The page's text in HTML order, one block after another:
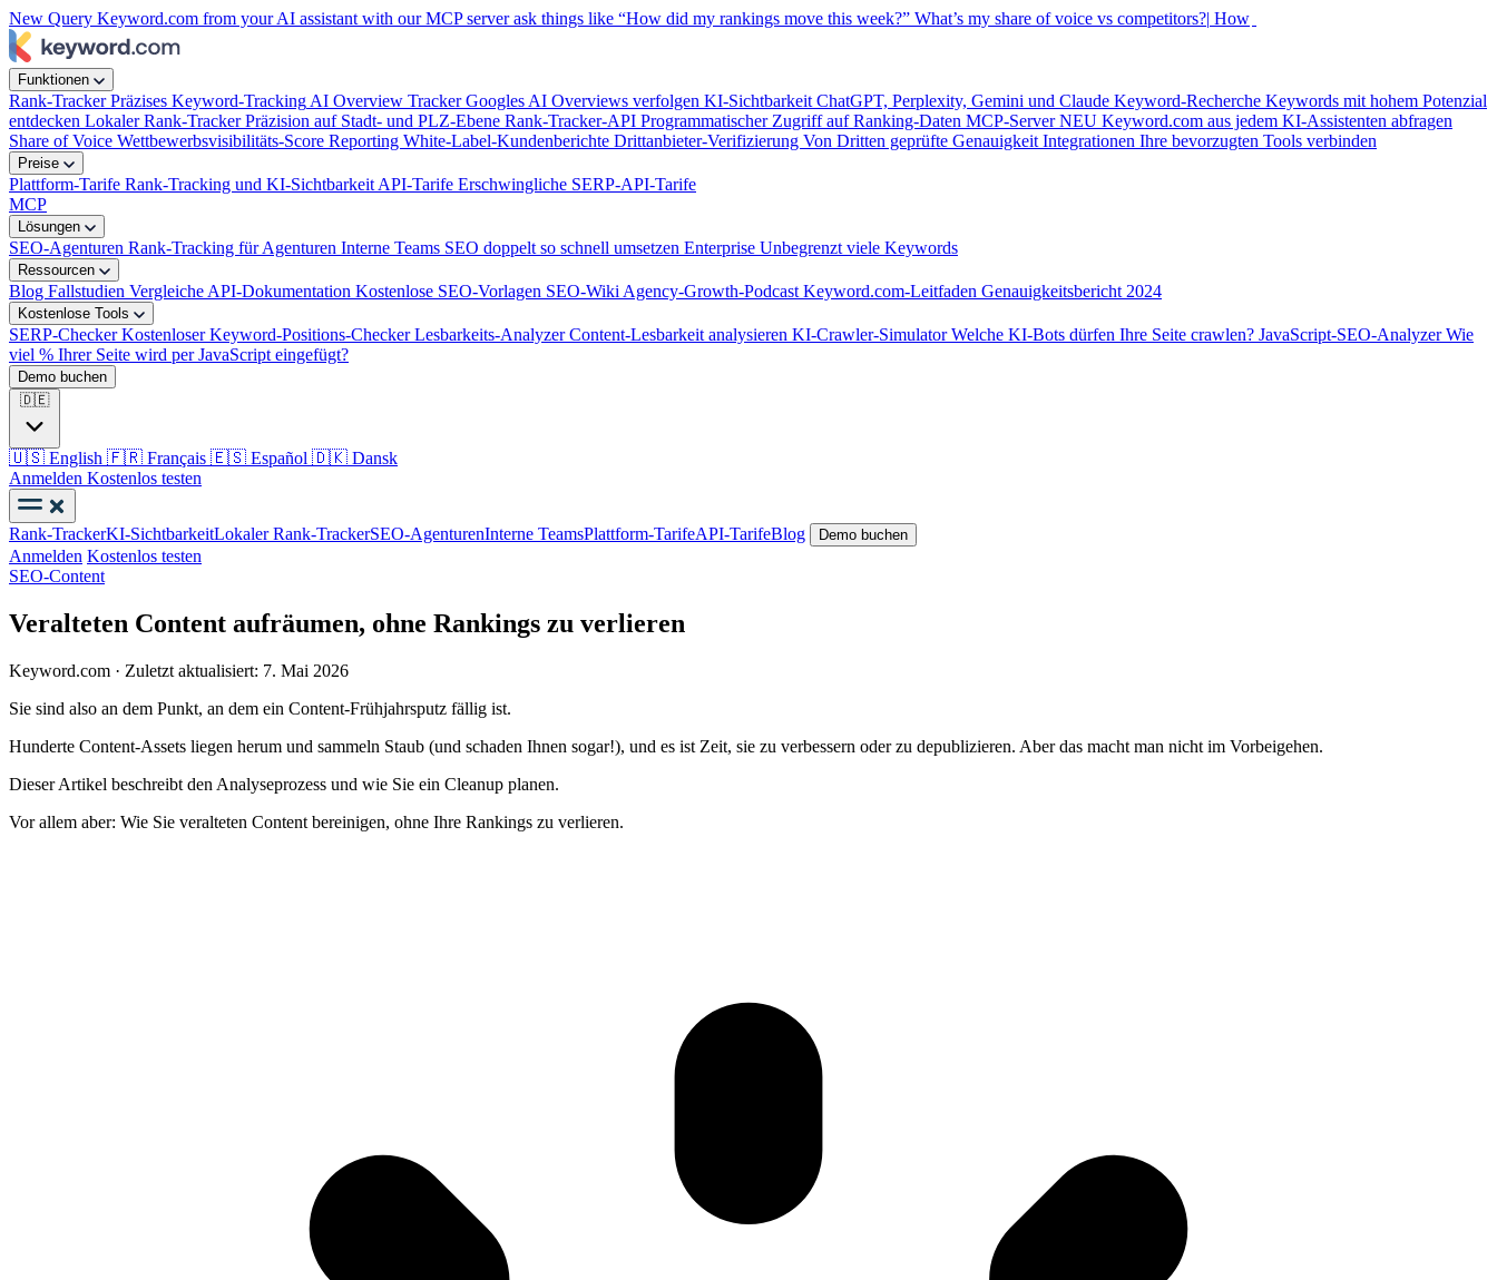
New Query Keyword.com from your AI assistant with our MCP server ask things like “How did my rankings move this week?” What’s my share of voice vs competitors?| How did my rankings m
Funktionen
Rank-TrackerPräzises Keyword-Tracking AI Overview TrackerGoogles AI Overviews verfolgen KI-Sichtbarkeit ChatGPT, Perplexity, Gemini und Claude Keyword-Recherche Keywords mit hohem Potenzial
entdecken Lokaler Rank-TrackerPräzision auf Stadt- und PLZ-Ebene Rank-Tracker-API Programmatischer Zugriff auf Ranking-Daten MCP-ServerNEU Keyword.com aus jedem KI-Assistenten abfragen
Share of Voice Wettbewerbsvisibilitäts-Score Reporting White-Label-Kundenberichte Drittanbieter-Verifizierung Von Dritten geprüfte Genauigkeit Integrationen Ihre bevorzugten Tools verbinden
Preise
Plattform-Tarife Rank-Tracking und KI-Sichtbarkeit API-Tarife Erschwingliche SERP-API-Tarife
MCP
Lösungen
SEO-Agenturen Rank-Tracking für Agenturen Interne Teams SEO doppelt so schnell umsetzen Enterprise Unbegrenzt viele Keywords
Ressourcen
Blog Fallstudien Vergleiche API-Dokumentation Kostenlose SEO-Vorlagen SEO-Wiki Agency-Growth-Podcast Keyword.com-Leitfaden Genauigkeitsbericht 2024
Kostenlose Tools
SERP-CheckerKostenloser Keyword-Positions-Checker Lesbarkeits-AnalyzerContent-Lesbarkeit analysieren KI-Crawler-SimulatorWelche KI-Bots dürfen Ihre Seite crawlen? JavaScript-SEO-AnalyzerWie
viel % Ihrer Seite wird per JavaScript eingefügt?
Demo buchen
🇩🇪
🇺🇸 English 🇫🇷 Français 🇪🇸 Español 🇩🇰 Dansk
Anmelden Kostenlos testen
Rank-TrackerKI-SichtbarkeitLokaler Rank-TrackerSEO-AgenturenInterne TeamsPlattform-TarifeAPI-TarifeBlog Demo buchen
Anmelden Kostenlos testen
SEO-Content
Veralteten Content aufräumen, ohne Rankings zu verlieren
Keyword.com · Zuletzt aktualisiert: 7. Mai 2026
Sie sind also an dem Punkt, an dem ein Content-Frühjahrsputz fällig ist.
Hunderte Content-Assets liegen herum und sammeln Staub (und schaden Ihnen sogar!), und es ist Zeit, sie zu verbessern oder zu depublizieren. Aber das macht man nicht im Vorbeigehen.
Dieser Artikel beschreibt den Analyseprozess und wie Sie ein Cleanup planen.
Vor allem aber: Wie Sie veralteten Content bereinigen, ohne Ihre Rankings zu verlieren.